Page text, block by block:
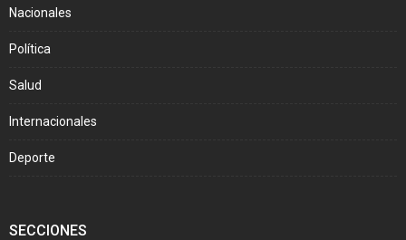
Nacionales
Política
Salud
Internacionales
Deporte
SECCIONES